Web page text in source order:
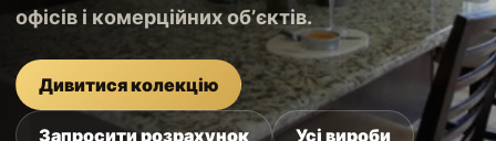
офісів і комерційних обʼєктів.
Дивитися колекцію
Запросити розрахунок Усі вироби